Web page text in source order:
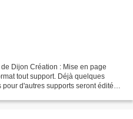
Dijon Création : Mise en page
tout support. Déjà quelques
d'autres supports seront édités